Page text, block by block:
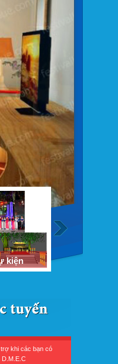
kiện
khi các bạn có
D.M.E.C